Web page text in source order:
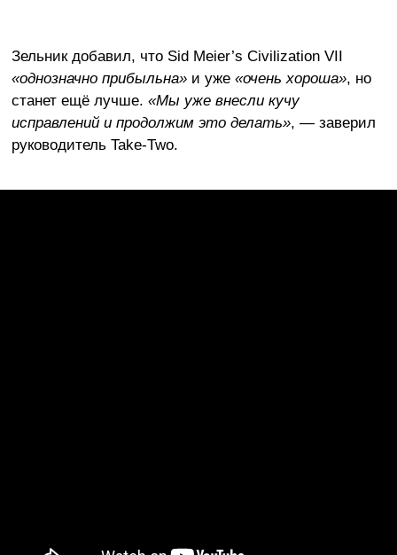
Зельник добавил, что Sid Meier’s Civilization VII
«однозначно прибыльна»и уже «очень хороша», но
станет ещё лучше. «Мы уже внесли кучу
исправлений и продолжим это делать», — заверил
руководитель Take-Two.